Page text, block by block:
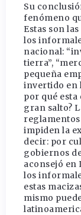
Su
fenómeno
Estas son
los
nacional:
tierra”,
pequeña
invertido en
por qué
gran salto?
impiden la
decir: por
gobiernos
aconsejó en
los
estas
mismo